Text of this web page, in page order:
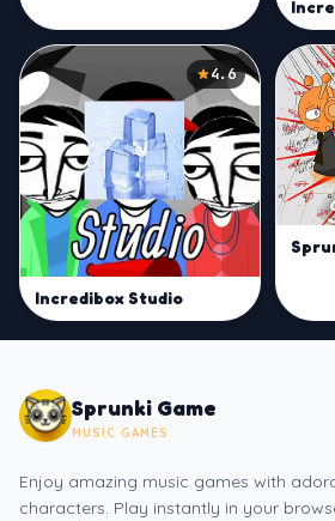
4.6
Incredibox Studio
Sprunki Game
MUSIC GAMES
Enjoy amazing music games with
characters. Play instantly in your